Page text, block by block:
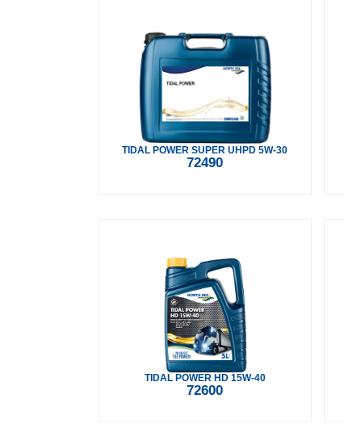
TIDAL POWER SUPER UHPD 5W-30
72490
TIDAL POWER HD 15W-40
72600